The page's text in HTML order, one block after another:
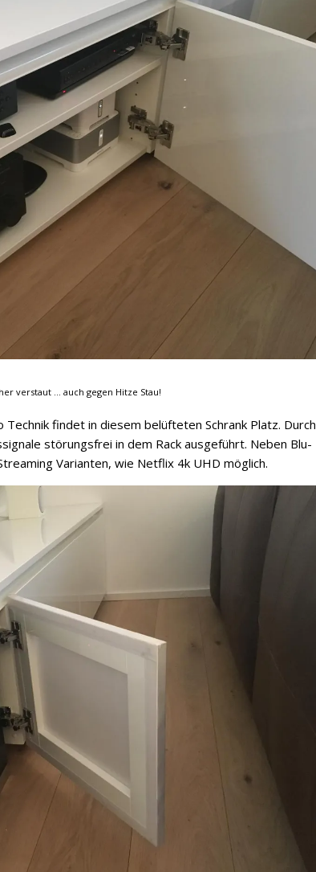
verstaut ... auch gegen Hitze Stau!
findet in diesem belüfteten Schrank Platz. Durch
störungsfrei in dem Rack ausgeführt. Neben Blu-
Varianten, wie Netflix 4k UHD möglich.